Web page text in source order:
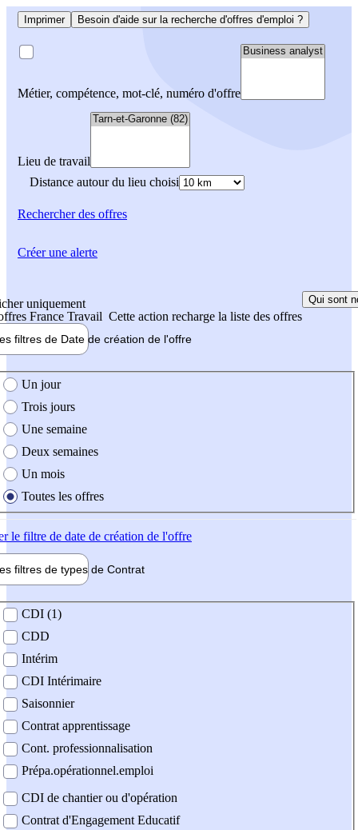
Imprimer Besoin d'aide sur la recherche d'offres d'emploi ?
Métier, compétence, mot-clé, numéro d'offre
Lieu de travail
Distance autour du lieu choisi
Rechercherdes offres
uniquement
France Travail Cette action recharge la liste des offres
Qui sont
filtres de Date de création de l'offre
création de l'offre
Un jour
Trois jours
Une semaine
Deux semaines
Un mois
Toutes les offres
le filtre de date de création de l'offre
filtres de types de Contrat
contrat
CDI (1)
CDD
Intérim
CDI Intérimaire
Saisonnier
Contrat apprentissage
Cont. professionnalisation
Prépa.opérationnel.emploi
CDI de chantier ou d'opération
Contrat d'Engagement Educatif
Créer une alerte